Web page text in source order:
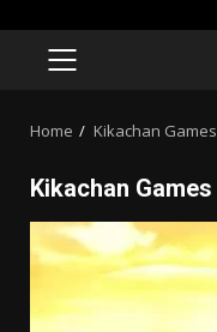
PRIMARY
Home Kikachan Games
Kikachan Games